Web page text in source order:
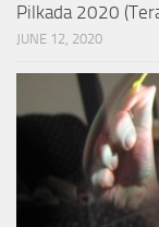
Pilkada 2020
JUNE 12, 2020